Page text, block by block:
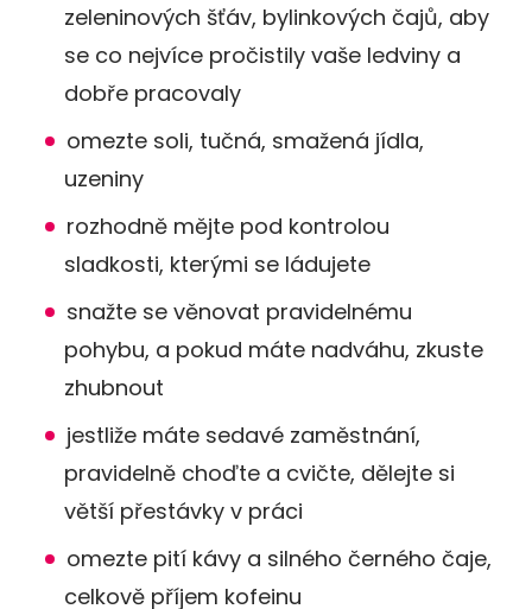
zeleninových šťáv, bylinkových čajů, aby
se co nejvíce pročistily vaše ledviny a
dobře pracovaly
omezte soli, tučná, smažená jídla,
uzeniny
rozhodně mějte pod kontrolou
sladkosti, kterými se ládujete
snažte se věnovat pravidelnému
pohybu, a pokud máte nadváhu, zkuste
zhubnout
jestliže máte sedavé zaměstnání,
pravidelně choďte a cvičte, dělejte si
větší přestávky v práci
omezte pití kávy a silného černého čaje,
celkově příjem kofeinu